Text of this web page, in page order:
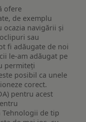
ofere
de exemplu
navigării și
sau
fi adăugate de noi
le-am adăugat pe
permiteți
posibil ca unele
corect.
pentru acest
de tip